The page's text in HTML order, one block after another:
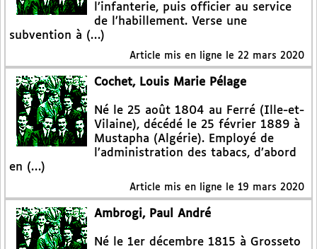
l’infanterie, puis officier au service
de l’habillement. Verse une
subvention à (…)
Article mis en ligne le 22 mars 2020
Cochet, Louis Marie Pélage
Né le 25 août 1804 au Ferré (Ille-et-
Vilaine), décédé le 25 février 1889 à
Mustapha (Algérie). Employé de
l’administration des tabacs, d’abord
en (…)
Article mis en ligne le 19 mars 2020
Ambrogi, Paul André
Né le 1er décembre 1815 à Grosseto